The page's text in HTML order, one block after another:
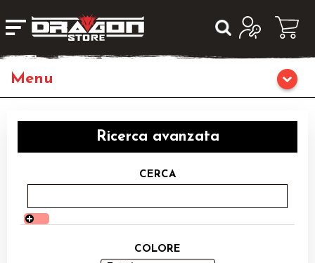
Giochi da Tavolo
Giochi di Ruolo
Librigame
Ricerca avanzata
CERCA
COLORE